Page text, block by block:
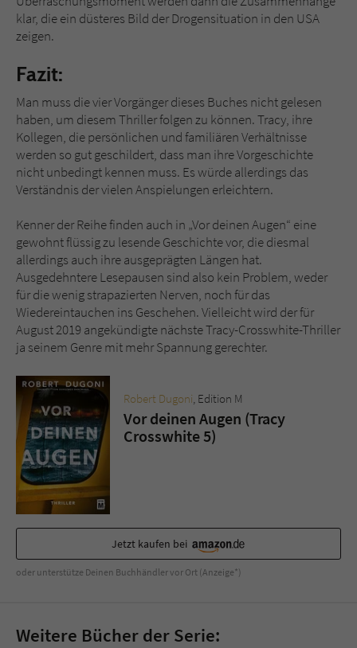
klar, die ein düsteres Bild der Drogensituation in den USA
zeigen.
Fazit:
Man muss die vier Vorgänger dieses Buches nicht gelesen
haben, um diesem Thriller folgen zu können. Tracy, ihre
Kollegen, die persönlichen und familiären Verhältnisse
werden so gut geschildert, dass man ihre Vorgeschichte
nicht unbedingt kennen muss. Es würde allerdings das
Verständnis der vielen Anspielungen erleichtern.
Kenner der Reihe finden auch in „Vor deinen Augen“ eine
gewohnt flüssig zu lesende Geschichte vor, die diesmal
allerdings auch ihre ausgeprägten Längen hat.
Ausgedehntere Lesepausen sind also kein Problem, weder
für die wenig strapazierten Nerven, noch für das
Wiedereintauchen ins Geschehen. Vielleicht wird der für
August 2019 angekündigte nächste Tracy-Crosswhite-Thriller
ja seinem Genre mit mehr Spannung gerechter.
Robert Dugoni , Edition M
Vor deinen Augen (Tracy
Crosswhite 5)
Jetzt kaufen bei
oder unterstütze Deinen Buchhändler vor Ort (Anzeige*)
Weitere Bücher der Serie: